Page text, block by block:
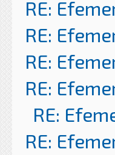
RE:
RE:
RE:
RE:
RE:
RE: